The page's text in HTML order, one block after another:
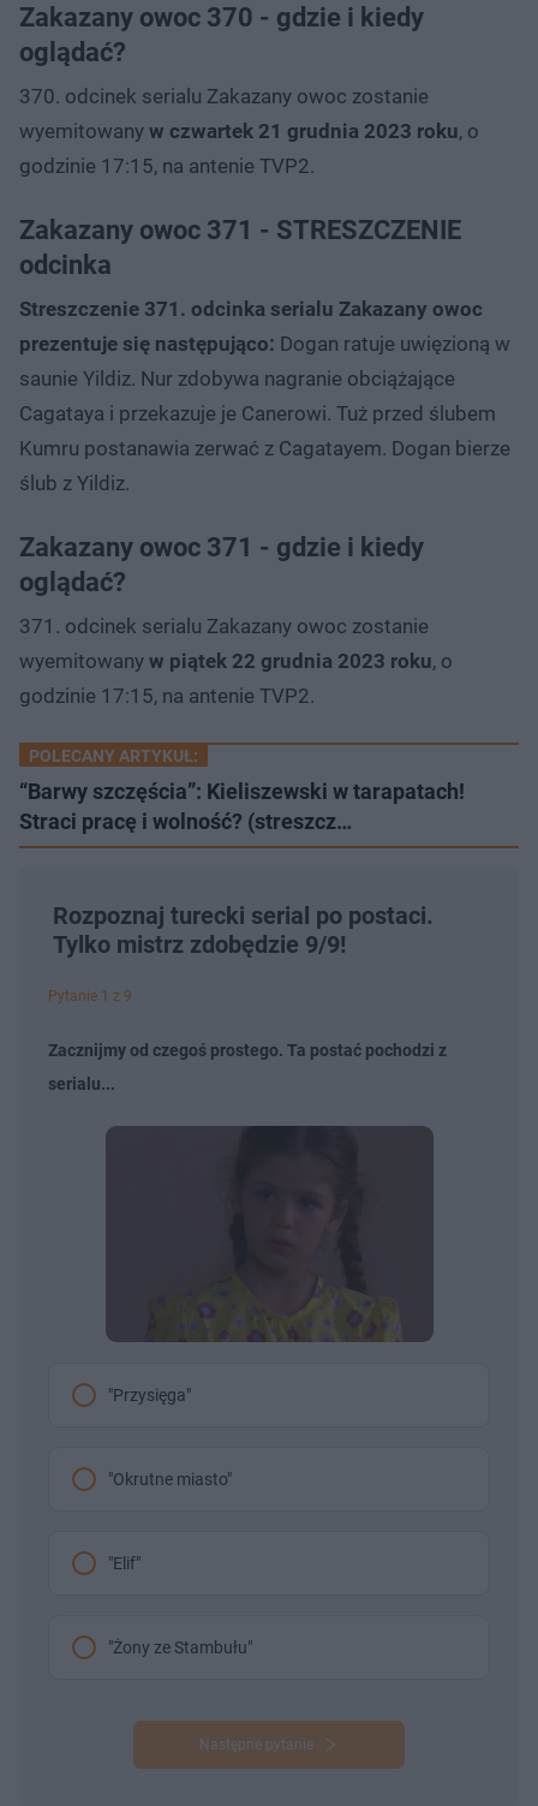
Zakazany owoc 370 - gdzie i kiedy
oglądać?
370. odcinek serialu Zakazany owoc zostanie
wyemitowany w czwartek 21 grudnia 2023 roku, o
godzinie 17:15, na antenie TVP2.
Zakazany owoc 371 - STRESZCZENIE
odcinka
Streszczenie 371. odcinka serialu Zakazany owoc
prezentuje się następująco: Dogan ratuje uwięzioną w
saunie Yildiz. Nur zdobywa nagranie obciążające
Cagataya i przekazuje je Canerowi. Tuż przed ślubem
Kumru postanawia zerwać z Cagatayem. Dogan bierze
ślub z Yildiz.
Zakazany owoc 371 - gdzie i kiedy
oglądać?
371. odcinek serialu Zakazany owoc zostanie
wyemitowany w piątek 22 grudnia 2023 roku, o
godzinie 17:15, na antenie TVP2.
POLECANY ARTYKUŁ:
“Barwy szczęścia”: Kieliszewski w tarapatach!
Straci pracę i wolność? (streszcz…
Rozpoznaj turecki serial po postaci.
Tylko mistrz zdobędzie 9/9!
Pytanie 1 z 9
Zacznijmy od czegoś prostego. Ta postać pochodzi z
serialu...
"Przysięga"
"Okrutne miasto"
"Elif"
"Żony ze Stambułu"
Następne pytanie